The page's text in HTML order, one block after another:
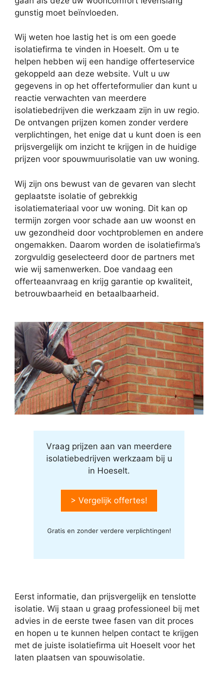
gunstig moet beïnvloeden.
Wij weten hoe lastig het is om een goede
isolatiefirma te vinden in Hoeselt. Om u te
helpen hebben wij een handige offerteservice
gekoppeld aan deze website. Vult u uw
gegevens in op het offerteformulier dan kunt u
reactie verwachten van meerdere
isolatiebedrijven die werkzaam zijn in uw regio.
De ontvangen prijzen komen zonder verdere
verplichtingen, het enige dat u kunt doen is een
prijsvergelijk om inzicht te krijgen in de huidige
prijzen voor spouwmuurisolatie van uw woning.
Wij zijn ons bewust van de gevaren van slecht
geplaatste isolatie of gebrekkig
isolatiemateriaal voor uw woning. Dit kan op
termijn zorgen voor schade aan uw woonst en
uw gezondheid door vochtproblemen en andere
ongemakken. Daarom worden de isolatiefirma’s
zorgvuldig geselecteerd door de partners met
wie wij samenwerken. Doe vandaag een
offerteaanvraag en krijg garantie op kwaliteit,
betrouwbaarheid en betaalbaarheid.
Vraag prijzen aan van meerdere
isolatiebedrijven werkzaam bij u
in Hoeselt.
> Vergelijk offertes!
Gratis en zonder verdere verplichtingen!
Eerst informatie, dan prijsvergelijk en tenslotte
isolatie. Wij staan u graag professioneel bij met
advies in de eerste twee fasen van dit proces
en hopen u te kunnen helpen contact te krijgen
met de juiste isolatiefirma uit Hoeselt voor het
laten plaatsen van spouwisolatie.